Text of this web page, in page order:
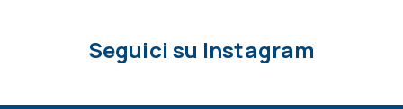
Seguici su Instagram